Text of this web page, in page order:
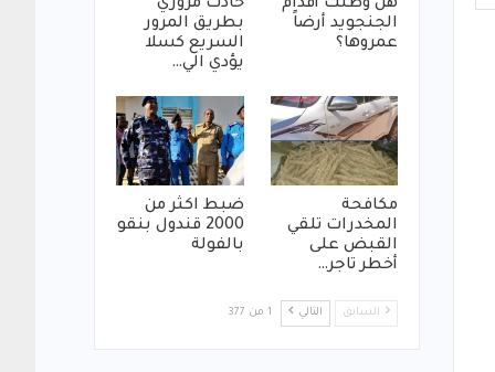
هل وطئت أقدام
الجنجويد أرضاً
عمروها؟
حادث مروري
بطريق المرور
السريع كسلا
يؤدي الي…
مكافحة
المخدرات تلقي
القبض على
أخطر تاجر…
ضبط اكثر من
2000 قندول بنقو
بالفولة
السابق التالي 1 من 377